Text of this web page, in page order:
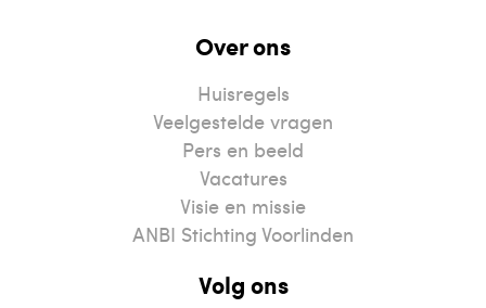
Over ons
Huisregels
Veelgestelde vragen
Pers en beeld
Vacatures
Visie en missie
ANBI Stichting Voorlinden
Volg ons